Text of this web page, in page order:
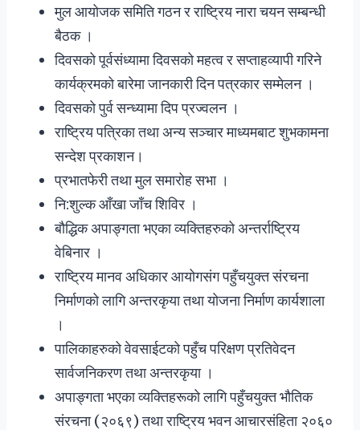
मुल आयोजक समिति गठन र राष्ट्रिय नारा चयन सम्बन्धी
बैठक ।
दिवसको पूर्वसंध्यामा दिवसको महत्व र सप्ताहव्यापी गरिने
कार्यक्रमको बारेमा जानकारी दिन पत्रकार सम्मेलन ।
दिवसको पुर्व सन्ध्यामा दिप प्रज्वलन ।
राष्ट्रिय पत्रिका तथा अन्य सञ्चार माध्यमबाट शुभकामना
सन्देश प्रकाशन।
प्रभातफेरी तथा मुल समारोह सभा ।
नि:शुल्क आँखा जाँच शिविर ।
बौद्धिक अपाङ्गता भएका व्यक्तिहरुको अन्तर्राष्ट्रिय
वेबिनार ।
राष्ट्रिय मानव अधिकार आयोगसंग पहुँचयुक्त संरचना
निर्माणको लागि अन्तरकृया तथा योजना निर्माण कार्यशाला
।
पालिकाहरुको वेवसाईटको पहुँच परिक्षण प्रतिवेदन
सार्वजनिकरण तथा अन्तरकृया ।
अपाङ्गता भएका व्यक्तिहरूको लागि पहुँचयुक्त भौतिक
संरचना (२०६९) तथा राष्ट्रिय भवन आचारसंहिता २०६०